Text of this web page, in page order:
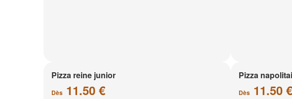
Pizza reine junior
Dès 11.50 €
Pizza
Dès11.50 €